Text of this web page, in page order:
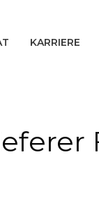
KARRIERE